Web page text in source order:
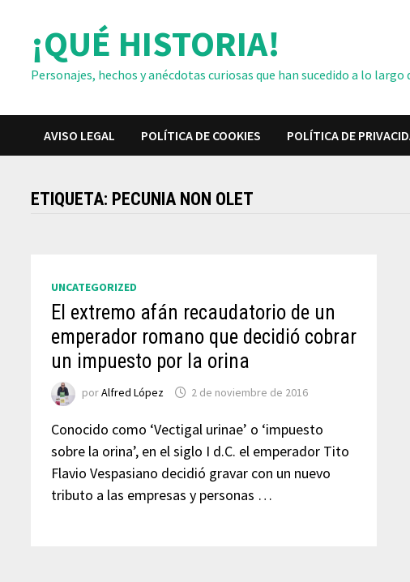
contenido¡QUÉ HISTORIA!
Personajes, hechos y anécdotas curiosas que han sucedido a lo
AVISO LEGAL POLÍTICA DE COOKIES POLÍTICA DE
ETIQUETA: PECUNIA NON OLET
UNCATEGORIZED
El extremo afán recaudatorio de un
emperador romano que decidió cobrar
un impuesto por la orina
porAlfred López 2 de noviembre de 2016
Conocido como ‘Vectigal urinae’ o ‘impuesto
sobre la orina’, en el siglo I d.C. el emperador Tito
Flavio Vespasiano decidió gravar con un nuevo
tributo a las empresas y personas …